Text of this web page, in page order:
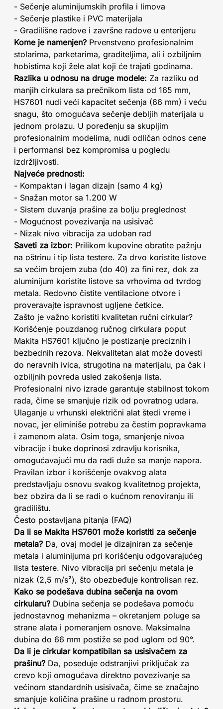
- Sečenje aluminijumskih profila i limova
- Sečenje plastike i PVC materijala
- Gradilišne radove i završne radove u enterijeru
Kome je namenjen? Prvenstveno profesionalnim
stolarima, parketarima, graditeljima, ali i ozbiljnim
hobistima koji žele alat koji će trajati godinama.
Razlika u odnosu na druge modele: Za razliku od
manjih cirkulara sa prečnikom lista od 165 mm,
HS7601 nudi veći kapacitet sečenja (66 mm) i veću
snagu, što omogućava sečenje debljih materijala u
jednom prolazu. U poređenju sa skupljim
profesionalnim modelima, nudi odličan odnos cene
i performansi bez kompromisa u pogledu
izdržljivosti.
Najveće prednosti:
- Kompaktan i lagan dizajn (samo 4 kg)
- Snažan motor sa 1.200 W
- Sistem duvanja prašine za bolju preglednost
- Mogućnost povezivanja na usisivač
- Nizak nivo vibracija za udoban rad
Saveti za izbor: Prilikom kupovine obratite pažnju
na oštrinu i tip lista testere. Za drvo koristite listove
sa većim brojem zuba (do 40) za fini rez, dok za
aluminijum koristite listove sa vrhovima od tvrdog
metala. Redovno čistite ventilacione otvore i
proveravajte ispravnost ugljene četkice.
Zašto je važno koristiti kvalitetan ručni cirkular?
Korišćenje pouzdanog ručnog cirkulara poput
Makita HS7601 ključno je postizanje preciznih i
bezbednih rezova. Nekvalitetan alat može dovesti
do neravnih ivica, strugotina na materijalu, pa čak i
ozbiljnih povreda usled zakošenja lista.
Profesionalni nivo izrade garantuje stabilnost tokom
rada, čime se smanjuje rizik od povratnog udara.
Ulaganje u vrhunski električni alat štedi vreme i
novac, jer eliminiše potrebu za čestim popravkama
i zamenom alata. Osim toga, smanjenje nivoa
vibracije i buke doprinosi zdravlju korisnika,
omogućavajući mu da radi duže sa manje napora.
Pravilan izbor i korišćenje ovakvog alata
predstavljaju osnovu svakog kvalitetnog projekta,
bez obzira da li se radi o kućnom renoviranju ili
gradilištu.
Često postavljana pitanja (FAQ)
Da li se Makita HS7601 može koristiti za sečenje
metala? Da, ovaj model je dizajniran za sečenje
metala i aluminijuma pri korišćenju odgovarajućeg
lista testere. Nivo vibracija pri sečenju metala je
nizak (2,5 m/s²), što obezbeđuje kontrolisan rez.
Kako se podešava dubina sečenja na ovom
cirkularu? Dubina sečenja se podešava pomoću
jednostavnog mehanizma – okretanjem poluge sa
strane alata i pomeranjem osnove. Maksimalna
dubina do 66 mm postiže se pod uglom od 90°.
Da li je cirkular kompatibilan sa usisivačem za
prašinu? Da, poseduje odstranjivi priključak za
crevo koji omogućava direktno povezivanje sa
većinom standardnih usisivača, čime se značajno
smanjuje količina prašine u radnom prostoru.